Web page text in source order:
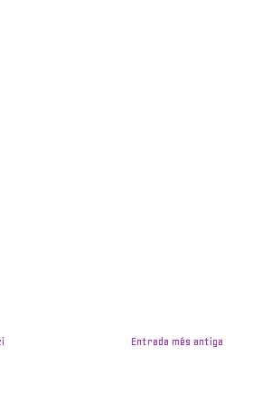
Entrada més antiga